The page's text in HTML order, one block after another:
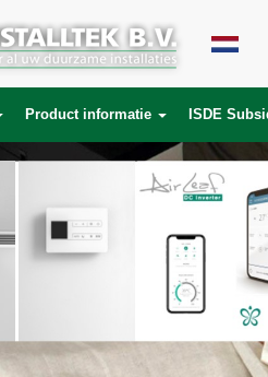
Product informatie ISDE